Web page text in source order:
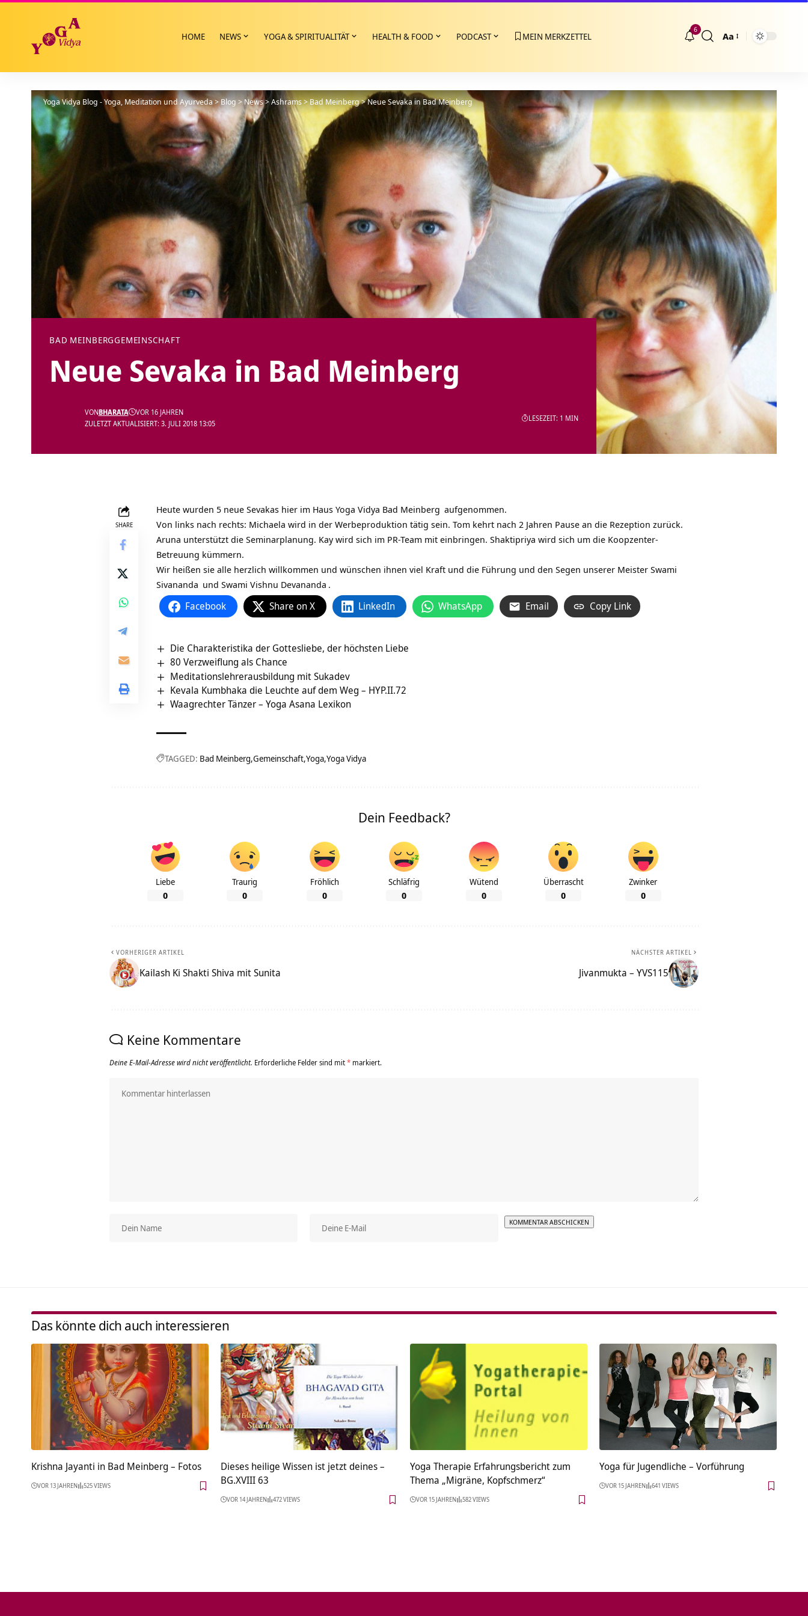
HOME NEWS YOGA & SPIRITUALITÄT HEALTH & FOOD PODCAST MEIN MERKZETTEL
6
Größenänderung
Aa
Yoga Vidya Blog - Yoga, Meditation und Ayurveda>Blog> News>Ashrams>Bad Meinberg>Neue Sevaka in Bad Meinberg
BAD MEINBERGGEMEINSCHAFT
Neue Sevaka in Bad Meinberg
ZULETZT AKTUALISIERT: 3. JULI 2018 13:05
VONBHARATA VOR 16 JAHREN
LESEZEIT: 1 MIN
SHARE
Heute wurden 5 neue Sevakas hier im Haus Yoga Vidya Bad Meinberg aufgenommen.
Von links nach rechts: Michaela wird in der Werbeproduktion tätig sein. Tom kehrt nach 2 Jahren Pause an die Rezeption zurück.
Aruna unterstützt die Seminarplanung. Kay wird sich im PR-Team mit einbringen. Shaktipriya wird sich um die Koopzenter-
Betreuung kümmern.
Wir heißen sie alle herzlich willkommen und wünschen ihnen viel Kraft und die Führung und den Segen unserer Meister Swami
Sivananda und Swami Vishnu Devananda .
Facebook Share on X LinkedIn WhatsApp Email Copy Link
Die Charakteristika der Gottesliebe, der höchsten Liebe
80 Verzweiflung als Chance
Meditationslehrerausbildung mit Sukadev
Kevala Kumbhaka die Leuchte auf dem Weg – HYP.II.72
Waagrechter Tänzer – Yoga Asana Lexikon
TAGGED: Bad Meinberg Gemeinschaft Yoga Yoga Vidya
Dein Feedback?
Liebe
0
Traurig
0
Fröhlich
0
Schläfrig
0
Wütend
0
Überrascht
0
Zwinker
0
VORHERIGER ARTIKEL
Kailash Ki Shakti Shiva mit Sunita
NÄCHSTER ARTIKEL
Jivanmukta – YVS115
Keine Kommentare
Deine E-Mail-Adresse wird nicht veröffentlicht. Erforderliche Felder sind mit* markiert.
Das könnte dich auch interessieren
Krishna Jayanti in Bad Meinberg – Fotos
VOR 13 JAHREN 525 VIEWS
Dieses heilige Wissen ist jetzt deines –
BG.XVIII 63
VOR 14 JAHREN 472 VIEWS
Yoga Therapie Erfahrungsbericht zum
Thema „Migräne, Kopfschmerz“
VOR 15 JAHREN 582 VIEWS
Yoga für Jugendliche – Vorführung
VOR 15 JAHREN 641 VIEWS